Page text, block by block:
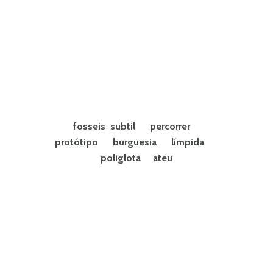
fosseis subtil percorrer
protótipo burguesia límpida
poliglota ateu